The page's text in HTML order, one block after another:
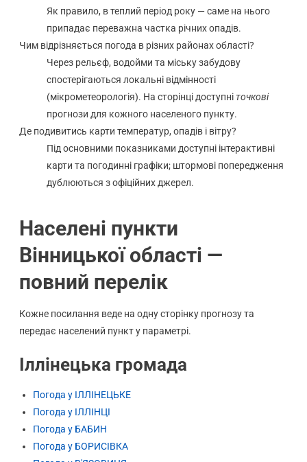
Як правило, в теплий період року — саме на нього
припадає переважна частка річних опадів.
Чим відрізняється погода в різних районах області?
Через рельєф, водойми та міську забудову
спостерігаються локальні відмінності
(мікрометеорологія). На сторінці доступніточкові
прогнози для кожного населеного пункту.
Де подивитись карти температур, опадів і вітру?
Під основними показниками доступні інтерактивні
карти та погодинні графіки; штормові попередження
дублюються з офіційних джерел.
Населені пункти
Вінницької області —
повний перелік
Кожне посилання веде на одну сторінку прогнозу та
передає населений пункт у параметрі.
Іллінецька громада
Погода у ІЛЛІНЕЦЬКЕ
Погода у ІЛЛІНЦІ
Погода у БАБИН
Погода у БОРИСІВКА